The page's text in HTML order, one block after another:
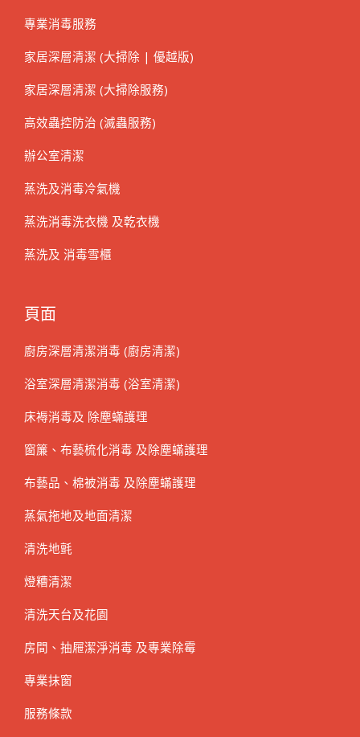
專業消毒服務
家居深層清潔 (大掃除 | 優越版)
家居深層清潔 (大掃除服務)
高效蟲控防治 (滅蟲服務)
辦公室清潔
蒸洗及消毒冷氣機
蒸洗消毒洗衣機 及乾衣機
蒸洗及 消毒雪櫃
頁面
廚房深層清潔消毒 (廚房清潔)
浴室深層清潔消毒 (浴室清潔)
床褥消毒及 除塵蟎護理
窗簾、布藝梳化消毒 及除塵蟎護理
布藝品、棉被消毒 及除塵蟎護理
蒸氣拖地及地面清潔
清洗地氈
燈糟清潔
清洗天台及花園
房間、抽屜潔淨消毒 及專業除霉
專業抹窗
服務條款